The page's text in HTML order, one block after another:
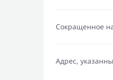
Сокращенное
Адрес,